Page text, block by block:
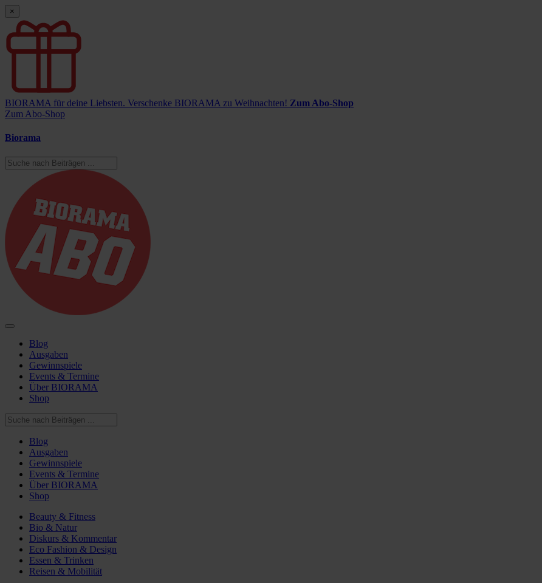
×
BIORAMA für deine Liebsten. Verschenke BIORAMA zu Weihnachten! Zum Abo-Shop
Zum Abo-Shop
Biorama
Blog
Ausgaben
Gewinnspiele
Events & Termine
Über BIORAMA
Shop
Blog
Ausgaben
Gewinnspiele
Events & Termine
Über BIORAMA
Shop
Beauty & Fitness
Bio & Natur
Diskurs & Kommentar
Eco Fashion & Design
Essen & Trinken
Reisen & Mobilität